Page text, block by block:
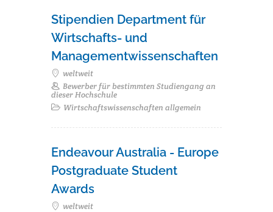
Stipendien Department für
Wirtschafts- und
Managementwissenschaften
weltweit
Bewerber für bestimmten Studiengang an
dieser Hochschule
Wirtschaftswissenschaften allgemein
Endeavour Australia - Europe
Postgraduate Student
Awards
weltweit